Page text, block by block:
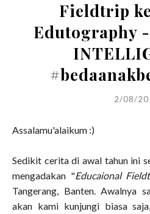
Fieldtrip
Edutography
2/08/
Assalamu'alaikum :)
Sedikit cerita di awal tahun ini
mengadakan "Educaional
Tangerang, Banten. Awalnya
akan kami kunjungi biasa